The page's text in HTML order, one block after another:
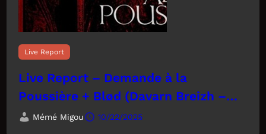
Live Report
Live Report – Demande à la
Poussière + Blød (Davarn Breizh –
29)Mémé Migou 10/22/2025